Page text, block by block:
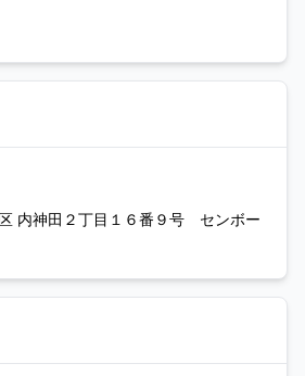
内神田２丁目１６番９号 センボー